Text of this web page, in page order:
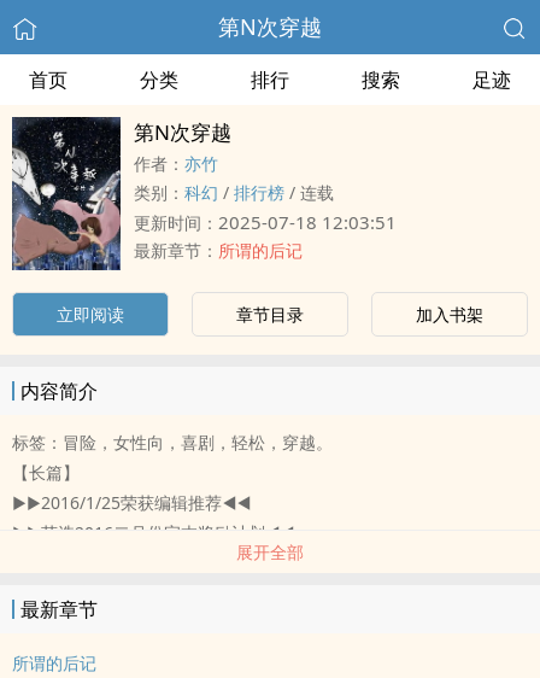
第N次穿越
首页 分类 排行 搜索 足迹
第N次穿越
作者： 亦竹
类别： 科幻 / 排行榜 / 连载
更新时间： 2025-07-18 12:03:51
最新章节： 所谓的后记
立即阅读 章节目录 加入书架
内容简介
标签：冒险，女性向，喜剧，轻松，穿越。
【长篇】
▶▶2016/1/25荣获编辑推荐◀◀
▶▶获选2016二月份完本奖励计划◀◀
欢迎莅临怀兹达列市，以下为穿越者旅游指南。
the guide below.
叶桑是一名不称职的穿越者，因为她在生命无数次穿越中，有大半时
展开全部
最新章节
所谓的后记